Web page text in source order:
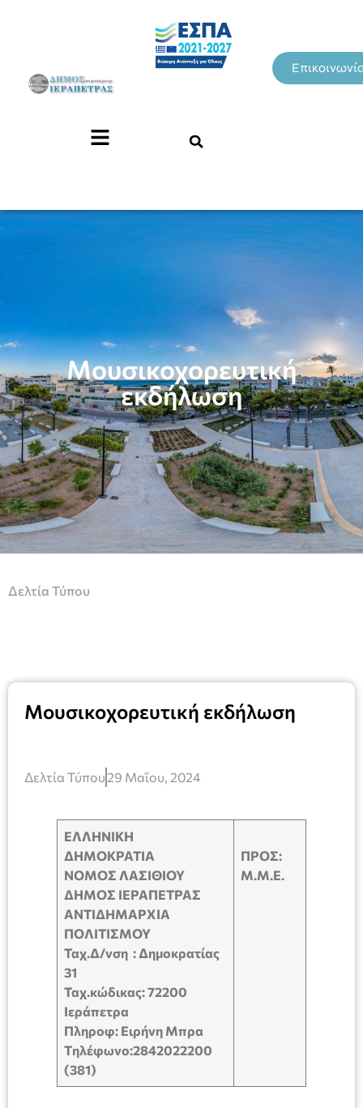
Μουσικοχορευτική
εκδήλωση
Δελτία Τύπου
Μουσικοχορευτική εκδήλωση
Δελτία Τύπου 29 Μαΐου, 2024
ΕΛΛΗΝΙΚΗ
ΔΗΜΟΚΡΑΤΙΑ
ΝΟΜΟΣ ΛΑΣΙΘΙΟΥ
ΔΗΜΟΣ ΙΕΡΑΠΕΤΡΑΣ
ΑΝΤΙΔΗΜΑΡΧΙΑ
ΠΟΛΙΤΙΣΜΟΥ
Ταχ.Δ/νση : Δημοκρατίας
31
Ταχ.κώδικας: 72200
Ιεράπετρα
Πληροφ: Ειρήνη Μπρα
Tηλέφωνο:2842022200
(381)
ΠΡΟΣ:
Μ.Μ.Ε.